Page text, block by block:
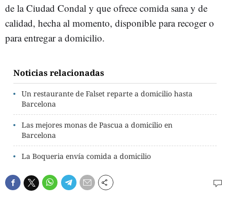
de la Ciudad Condal y que ofrece comida sana y de
calidad, hecha al momento, disponible para recoger o
para entregar a domicilio.
Noticias relacionadas
Un restaurante de Falset reparte a domicilio hasta
Barcelona
Las mejores monas de Pascua a domicilio en
Barcelona
La Boqueria envía comida a domicilio